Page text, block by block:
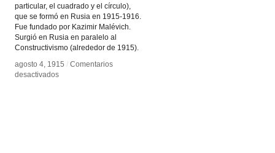
particular, el cuadrado y el círculo),
que se formó en Rusia en 1915-1916.
Fue fundado por Kazimir Malévich.
Surgió en Rusia en paralelo al
Constructivismo (alrededor de 1915).
agosto 4, 1915 / Comentarios
desactivadosen
agosto 4, 1915 / Comentarios
desactivadosen